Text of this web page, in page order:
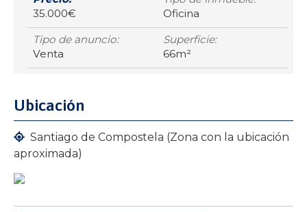
35.000€
Oficina
Tipo de anuncio:
Venta
Superficie:
66m²
Ubicación
Santiago de Compostela (Zona con la ubicación
aproximada)